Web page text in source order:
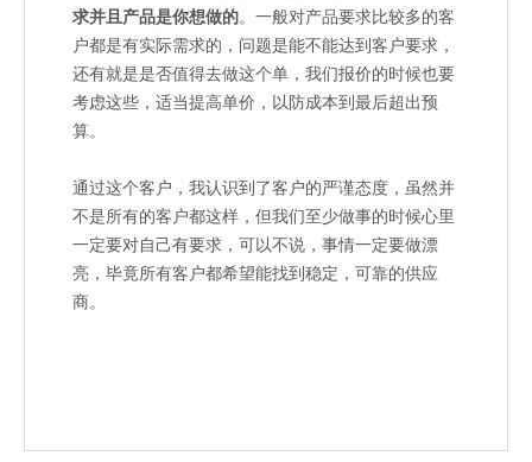
求并且产品是你想做的。一般对产品要求比较多的客
户都是有实际需求的，问题是能不能达到客户要求，
还有就是是否值得去做这个单，我们报价的时候也要
考虑这些，适当提高单价，以防成本到最后超出预
算。
通过这个客户，我认识到了客户的严谨态度，虽然并
不是所有的客户都这样，但我们至少做事的时候心里
一定要对自己有要求，可以不说，事情一定要做漂
亮，毕竟所有客户都希望能找到稳定，可靠的供应
商。